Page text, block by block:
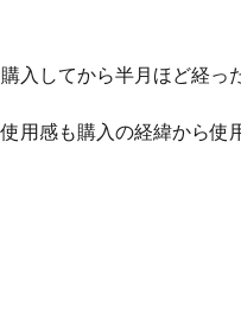
購入してから半月ほど経っ
使用感も購入の経緯から使